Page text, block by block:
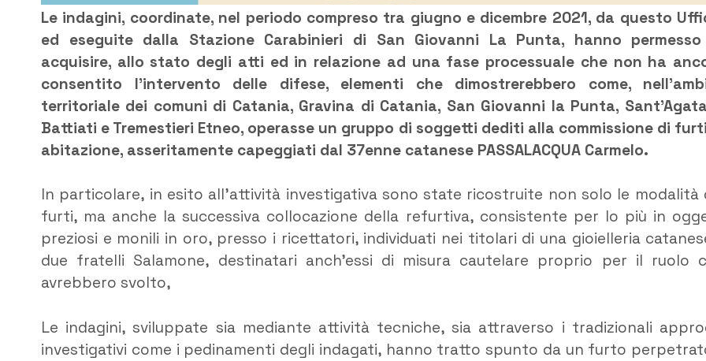
Le indagini, coordinate, nel periodo compreso tra giugno e dicembre 2021, da questo
ed eseguite dalla Stazione Carabinieri di San Giovanni La Punta, hanno
acquisire, allo stato degli atti ed in relazione ad una fase processuale che non ha
consentito l’intervento delle difese, elementi che dimostrerebbero come,
territoriale dei comuni di Catania, Gravina di Catania, San Giovanni la Punta,
Battiati e Tremestieri Etneo, operasse un gruppo di soggetti dediti alla commissione di
abitazione, asseritamente capeggiati dal 37enne catanese PASSALACQUA Carmelo.
In particolare, in esito all’attività investigativa sono state ricostruite non solo le modalità
furti, ma anche la successiva collocazione della refurtiva, consistente per lo più in
preziosi e monili in oro, presso i ricettatori, individuati nei titolari di una gioielleria
due fratelli Salamone, destinatari anch’essi di misura cautelare proprio per il ruolo
avrebbero svolto,
Le indagini, sviluppate sia mediante attività tecniche, sia attraverso i tradizionali
investigativi come i pedinamenti degli indagati, hanno tratto spunto da un furto